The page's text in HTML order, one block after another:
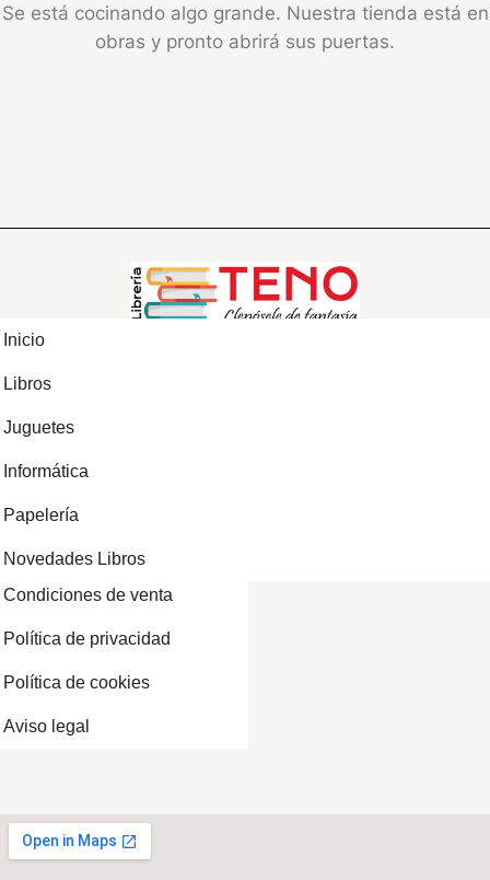
Se está cocinando algo grande. Nuestra tienda está en
obras y pronto abrirá sus puertas.
Inicio
Libros
Juguetes
Informática
Papelería
Novedades Libros
Condiciones de venta
Política de privacidad
Política de cookies
Aviso legal